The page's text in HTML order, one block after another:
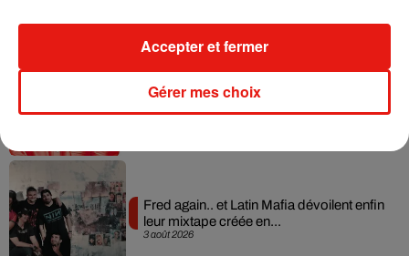
6 août 2026
Il y a 10 ans, DJ Snake changeait de
dimension avec son premier...
3 août 2026
Fred again.. et Latin Mafia dévoilent enfin
leur mixtape créée en...
Gérer mes choix
Accepter et fermer